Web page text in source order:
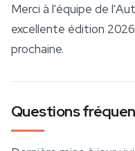
Merci à l'équipe de
excellente édition
prochaine.
Questions